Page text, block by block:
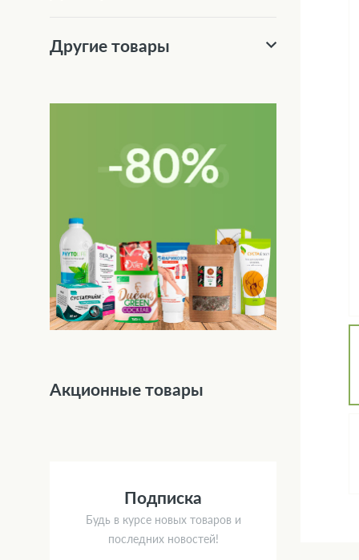
Другие товары
Акционные товары
Подписка
Будь в курсе новых товаров и
последних новостей!